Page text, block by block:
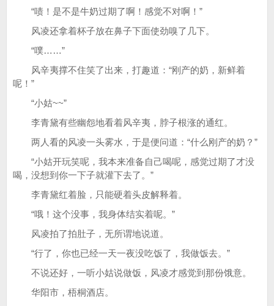
“啧！是不是牛奶过期了啊！感觉不对啊！”
风凌还拿着杯子放在鼻子下面使劲嗅了几下。
“噗……”
风辛夷撑不住笑了出来，打趣道：“刚产的奶，新鲜着
呢！”
“小姑~~”
李青黛有些幽怨地看着风辛夷，脖子根涨的通红。
两人看的风凌一头雾水，于是便问道：“什么刚产的奶？”
“小姑开玩笑呢，我本来准备自己喝呢，感觉过期了才没
喝，没想到你一下子就灌下去了。”
李青黛红着脸，只能硬着头皮解释着。
“哦！这个没事，我身体结实着呢。”
风凌拍了拍肚子，无所谓地说道。
“行了，你也已经一天一夜没吃饭了，我做饭去。”
不说还好，一听小姑说做饭，风凌才感觉到那份饿意。
华阳市，梧桐酒店。